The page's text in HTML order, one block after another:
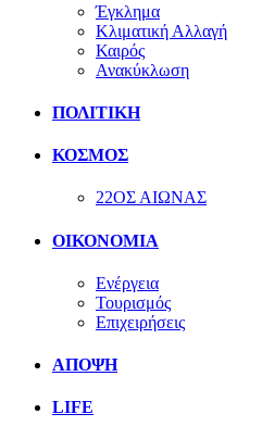
Έγκλημα
Κλιματική Αλλαγή
Καιρός
Ανακύκλωση
ΠΟΛΙΤΙΚΗ
ΚΟΣΜΟΣ
22ΟΣ ΑΙΩΝΑΣ
ΟΙΚΟΝΟΜΙΑ
Ενέργεια
Τουρισμός
Επιχειρήσεις
ΑΠΟΨΗ
LIFE